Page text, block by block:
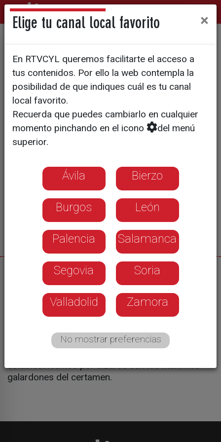
Vuelve a Valladolid el
Concurso Provincial de
Pinchos
04/06/2026
Uno de los eventos gastronómicos más
importantes de la provincia se volverá a dar cita
por vigésimo octava ocasión. Valladolid acoge
una nueva edición del Concurso Provincial de
Pinchos, una ruta que durante nueve días hará
establecimientos por alzarse con los máximos
galardones del certamen.
Elige tu canal local favorito ×
En RTVCYL queremos facilitarte el acceso a
tus contenidos. Por ello la web contempla la
posibilidad de que indiques cuál es tu canal
local favorito.
Recuerda que puedes cambiarlo en cualquier
momento pinchando en el icono
del menú
superior.
Ávila Bierzo
Burgos León
Palencia Salamanca
Segovia Soria
Valladolid Zamora
No mostrar preferencias